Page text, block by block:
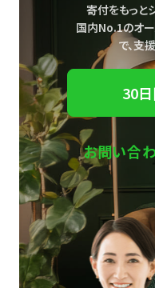
寄付をもっと
国内No.1のオ
で、支
30
お問い合